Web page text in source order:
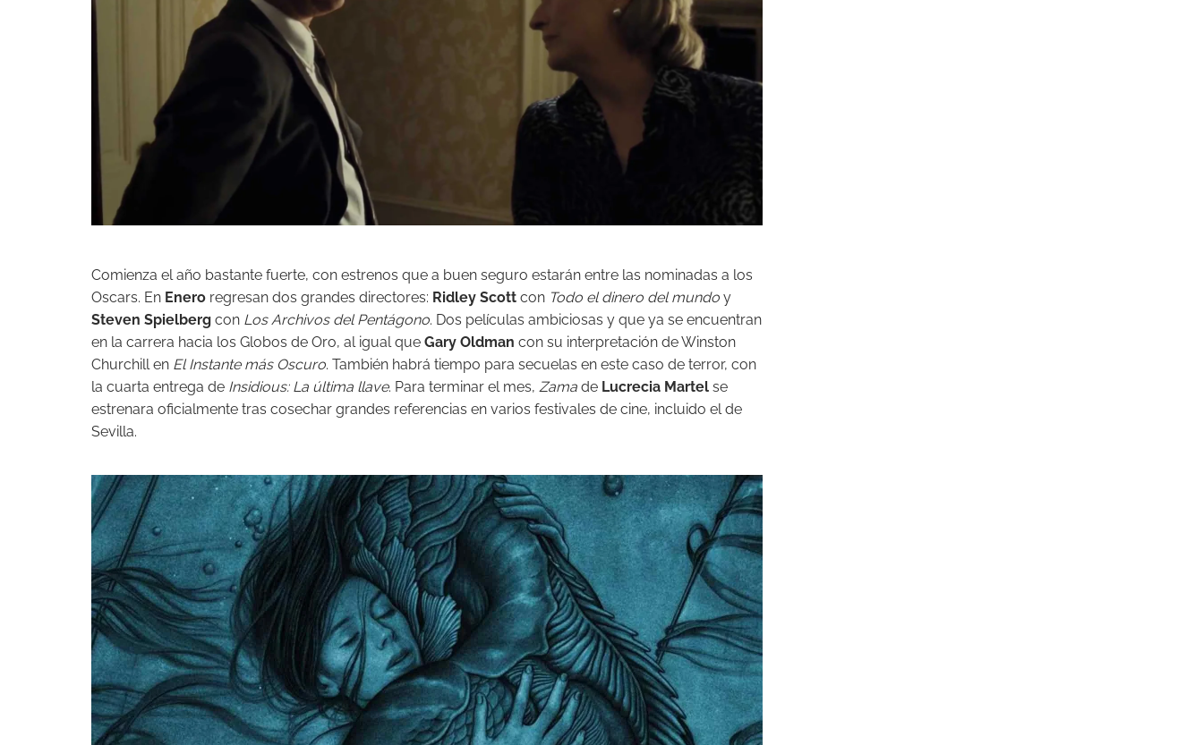
Comienza el año bastante fuerte, con estrenos que a buen seguro estarán entre las nominadas a los
Oscars. En Enero regresan dos grandes directores: Ridley Scott con Todo el dinero del mundo y
Steven Spielberg con Los Archivos del Pentágono. Dos películas ambiciosas y que ya se encuentran
en la carrera hacia los Globos de Oro, al igual que Gary Oldman con su interpretación de Winston
Churchill en El Instante más Oscuro. También habrá tiempo para secuelas en este caso de terror, con
la cuarta entrega de Insidious: La última llave. Para terminar el mes, Zama de Lucrecia Martel se
estrenara oficialmente tras cosechar grandes referencias en varios festivales de cine, incluido el de
Sevilla.